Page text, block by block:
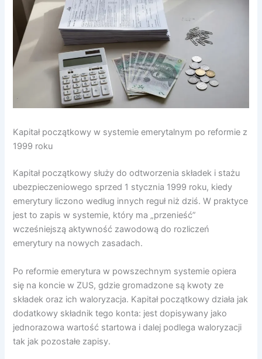
Kapitał początkowy w systemie emerytalnym po reformie z
1999 roku
Kapitał początkowy służy do odtworzenia składek i stażu
ubezpieczeniowego sprzed 1 stycznia 1999 roku, kiedy
emerytury liczono według innych reguł niż dziś. W praktyce
jest to zapis w systemie, który ma „przenieść”
wcześniejszą aktywność zawodową do rozliczeń
emerytury na nowych zasadach.
Po reformie emerytura w powszechnym systemie opiera
się na koncie w ZUS, gdzie gromadzone są kwoty ze
składek oraz ich waloryzacja. Kapitał początkowy działa jak
dodatkowy składnik tego konta: jest dopisywany jako
jednorazowa wartość startowa i dalej podlega waloryzacji
tak jak pozostałe zapisy.